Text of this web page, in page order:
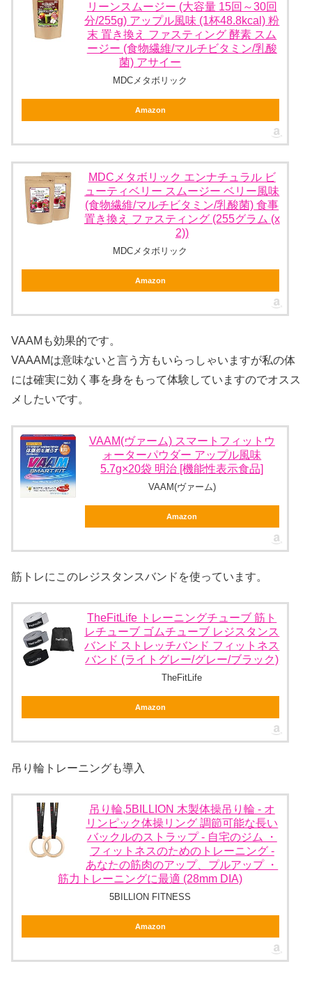
リーンスムージー (大容量 15回～30回
分/255g) アップル風味 (1杯48.8kcal) 粉
末 置き換え ファスティング 酵素 スム
ージー (食物繊維/マルチビタミン/乳酸
菌) アサイー
MDCメタボリック
Amazon
MDCメタボリック エンナチュラル ビ
ューティベリー スムージー ベリー風味
(食物繊維/マルチビタミン/乳酸菌) 食事
置き換え ファスティング (255グラム (x
2))
MDCメタボリック
Amazon
VAAMも効果的です。
VAAAMは意味ないと言う方もいらっしゃいますが私の体
には確実に効く事を身をもって体験していますのでオスス
メしたいです。
VAAM(ヴァーム) スマートフィットウ
ォーターパウダー アップル風味
5.7g×20袋 明治 [機能性表示食品]
VAAM(ヴァーム)
Amazon
筋トレにこのレジスタンスバンドを使っています。
TheFitLife トレーニングチューブ 筋ト
レチューブ ゴムチューブ レジスタンス
バンド ストレッチバンド フィットネス
バンド (ライトグレー/グレー/ブラック)
TheFitLife
Amazon
吊り輪トレーニングも導入
吊り輪,5BILLION 木製体操吊り輪 - オ
リンピック体操リング 調節可能な長い
バックルのストラップ - 自宅のジム ・
フィットネスのためのトレーニング -
あなたの筋肉のアップ、プルアップ ・
筋力トレーニングに最適 (28mm DIA)
5BILLION FITNESS
Amazon